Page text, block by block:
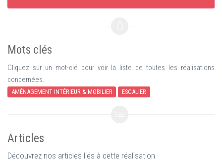
Mots clés
Cliquez sur un mot-clé pour voir la liste de toutes les réalisations
concernées.
AMÉNAGEMENT INTÉRIEUR & MOBILIER ESCALIER
Articles
Découvrez nos articles liés à cette réalisation